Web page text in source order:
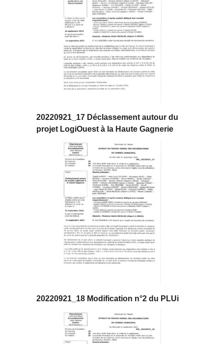
20220921_17 Déclassement autour du
projet LogiOuest à la Haute Gagnerie
20220921_18 Modification n°2 du PLUi